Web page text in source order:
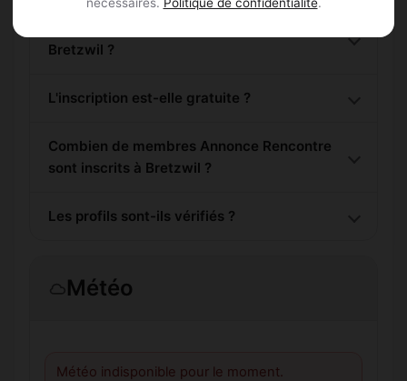
Bretzwil ?
L'inscription est-elle gratuite ?
Combien de membres Annonce Rencontre
sont inscrits à Bretzwil ?
Les profils sont-ils vérifiés ?
Météo
Météo indisponible pour le moment.